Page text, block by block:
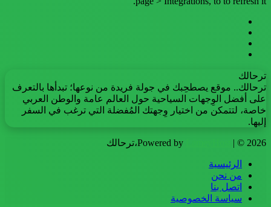
ترحالك
ترحالك.. موقع يصطحِبك في جولة فريدة من نوعها؛ تبدأها بالتعرف
على أفضل الوِجهات السياحية حول العالم عامة والوطن العربي
خاصة، لتتمكن من اختيار وِجهتك المُفضلة التي ترغب في السفر
إليها.
Powered by | © 2026،ترحالك
الرئيسية
من نحن
اتصل بنا
سياسة الخصوصية